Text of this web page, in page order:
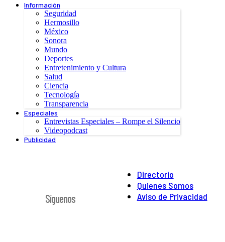
Información
Seguridad
Hermosillo
México
Sonora
Mundo
Deportes
Entretenimiento y Cultura
Salud
Ciencia
Tecnología
Transparencia
Especiales
Entrevistas Especiales – Rompe el Silencio
Videopodcast
Publicidad
Directorio
Quienes Somos
Aviso de Privacidad
Síguenos